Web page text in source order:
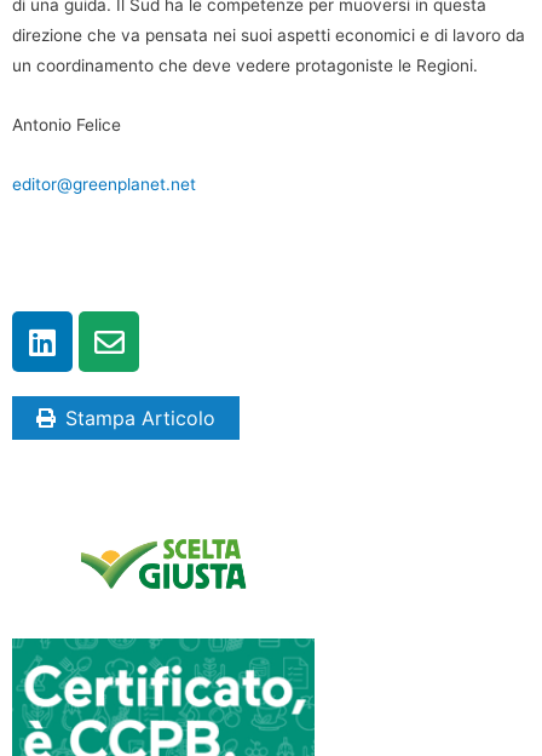
di una guida. Il Sud ha le competenze per muoversi in questa
direzione che va pensata nei suoi aspetti economici e di lavoro da
un coordinamento che deve vedere protagoniste le Regioni.
Antonio Felice
editor@greenplanet.net
Stampa Articolo